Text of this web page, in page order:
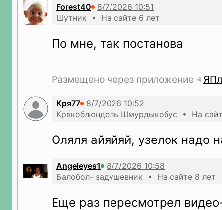
Forest40
Шутник • На сайте 6 лет
По мне, так постанова
Размещено через приложение
Кря77
Крякоблюндель Шмурдыкобус • На
Оляля айяйяй, узелок надо
Angeleyes1
Балобол- задушевник • На сайте 8 лет
Еще раз пересмотрел